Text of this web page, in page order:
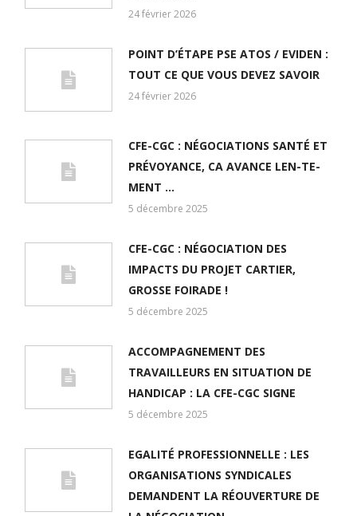
24 février 2026
POINT D’ÉTAPE PSE ATOS / EVIDEN :
TOUT CE QUE VOUS DEVEZ SAVOIR
24 février 2026
CFE-CGC : NÉGOCIATIONS SANTÉ ET
PRÉVOYANCE, CA AVANCE LEN-TE-
MENT …
5 décembre 2025
CFE-CGC : NÉGOCIATION DES
IMPACTS DU PROJET CARTIER,
GROSSE FOIRADE !
5 décembre 2025
ACCOMPAGNEMENT DES
TRAVAILLEURS EN SITUATION DE
HANDICAP : LA CFE-CGC SIGNE
5 décembre 2025
EGALITÉ PROFESSIONNELLE : LES
ORGANISATIONS SYNDICALES
DEMANDENT LA RÉOUVERTURE DE